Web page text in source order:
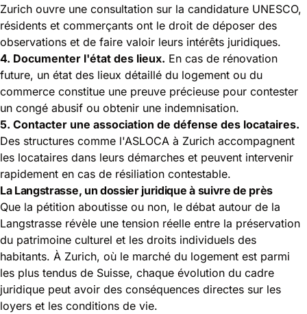
Zurich ouvre une consultation sur la candidature UNESCO,
résidents et commerçants ont le droit de déposer des
observations et de faire valoir leurs intérêts juridiques.
4. Documenter l'état des lieux. En cas de rénovation
future, un état des lieux détaillé du logement ou du
commerce constitue une preuve précieuse pour contester
un congé abusif ou obtenir une indemnisation.
5. Contacter une association de défense des locataires.
Des structures comme l'ASLOCA à Zurich accompagnent
les locataires dans leurs démarches et peuvent intervenir
rapidement en cas de résiliation contestable.
La Langstrasse, un dossier juridique à suivre de près
Que la pétition aboutisse ou non, le débat autour de la
Langstrasse révèle une tension réelle entre la préservation
du patrimoine culturel et les droits individuels des
habitants. À Zurich, où le marché du logement est parmi
les plus tendus de Suisse, chaque évolution du cadre
juridique peut avoir des conséquences directes sur les
loyers et les conditions de vie.